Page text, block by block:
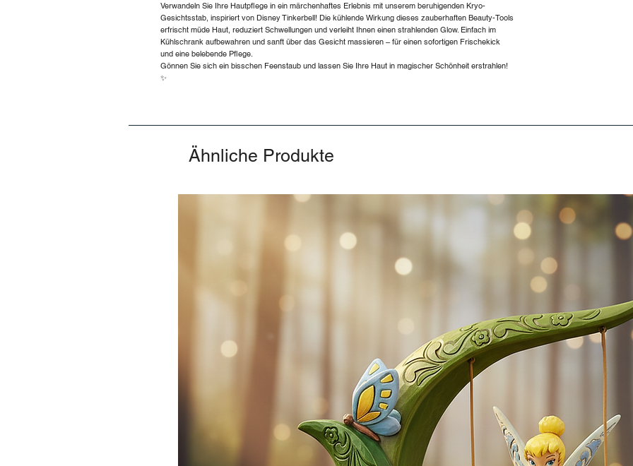
Verwandeln Sie Ihre Hautpflege in ein märchenhaftes Erlebnis mit unserem beruhigenden Kryo-
Gesichtsstab, inspiriert von Disney Tinkerbell! Die kühlende Wirkung dieses zauberhaften Beauty-Tools
erfrischt müde Haut, reduziert Schwellungen und verleiht Ihnen einen strahlenden Glow. Einfach im
Kühlschrank aufbewahren und sanft über das Gesicht massieren – für einen sofortigen Frischekick
und eine belebende Pflege.
Gönnen Sie sich ein bisschen Feenstaub und lassen Sie Ihre Haut in magischer Schönheit erstrahlen!
✨
Ähnliche Produkte